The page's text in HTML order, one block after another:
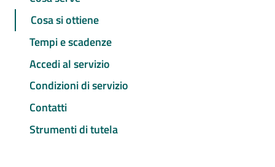
Cosa si ottiene
Tempi e scadenze
Accedi al servizio
Condizioni di servizio
Contatti
Strumenti di tutela